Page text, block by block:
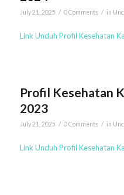
July 21, 2025 / 0 Comments / in
Link Unduh Profil Kesehatan
Profil Kesehatan
2023
July 21, 2025 / 0 Comments / in
Link Unduh Profil Kesehatan